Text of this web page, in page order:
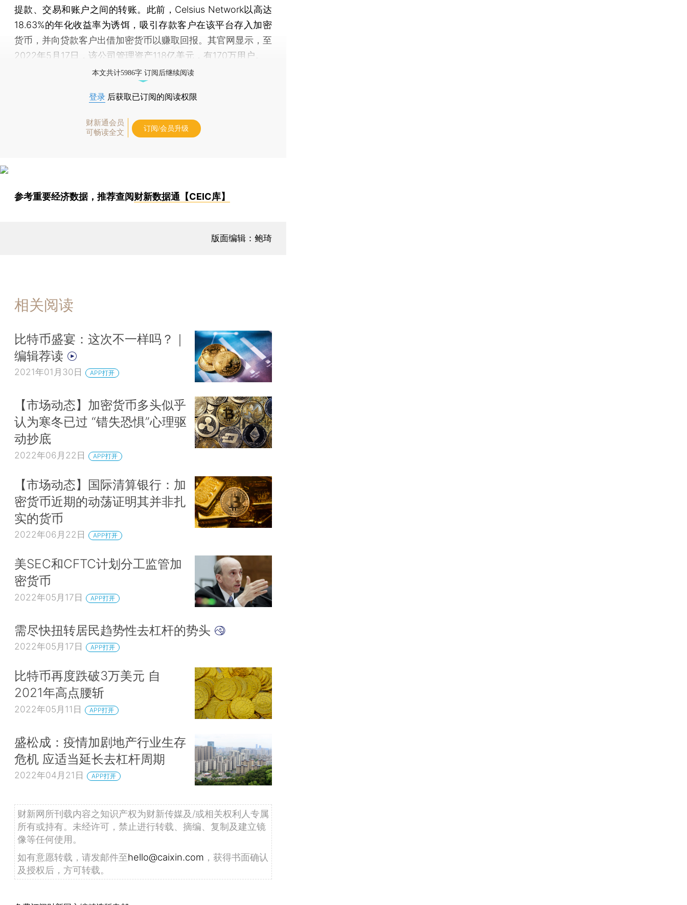
提款、交易和账户之间的转账。此前，Celsius Network以高达
18.63%的年化收益率为诱饵，吸引存款客户在该平台存入加密
货币，并向贷款客户出借加密货币以赚取回报。其官网显示，至
2022年5月17日，该公司管理资产118亿美元，有170万用户。
本文共计5986字 订阅后继续阅读
登录 后获取已订阅的阅读权限
财新通会员
可畅读全文
订阅/会员升级
参考重要经济数据，推荐查阅财新数据通【CEIC库】
版面编辑：鲍琦
相关阅读
比特币盛宴：这次不一样吗？｜
编辑荐读
2021年01月30日 APP打开
【市场动态】加密货币多头似乎
认为寒冬已过 “错失恐惧”心理驱
动抄底
2022年06月22日 APP打开
【市场动态】国际清算银行：加
密货币近期的动荡证明其并非扎
实的货币
2022年06月22日 APP打开
美SEC和CFTC计划分工监管加
密货币
2022年05月17日 APP打开
需尽快扭转居民趋势性去杠杆的势头
2022年05月17日 APP打开
比特币再度跌破3万美元 自
2021年高点腰斩
2022年05月11日 APP打开
盛松成：疫情加剧地产行业生存
危机 应适当延长去杠杆周期
2022年04月21日 APP打开
财新网所刊载内容之知识产权为财新传媒及/或相关权利人专属
所有或持有。未经许可，禁止进行转载、摘编、复制及建立镜
像等任何使用。
如有意愿转载，请发邮件至hello@caixin.com ，获得书面确认
及授权后，方可转载。